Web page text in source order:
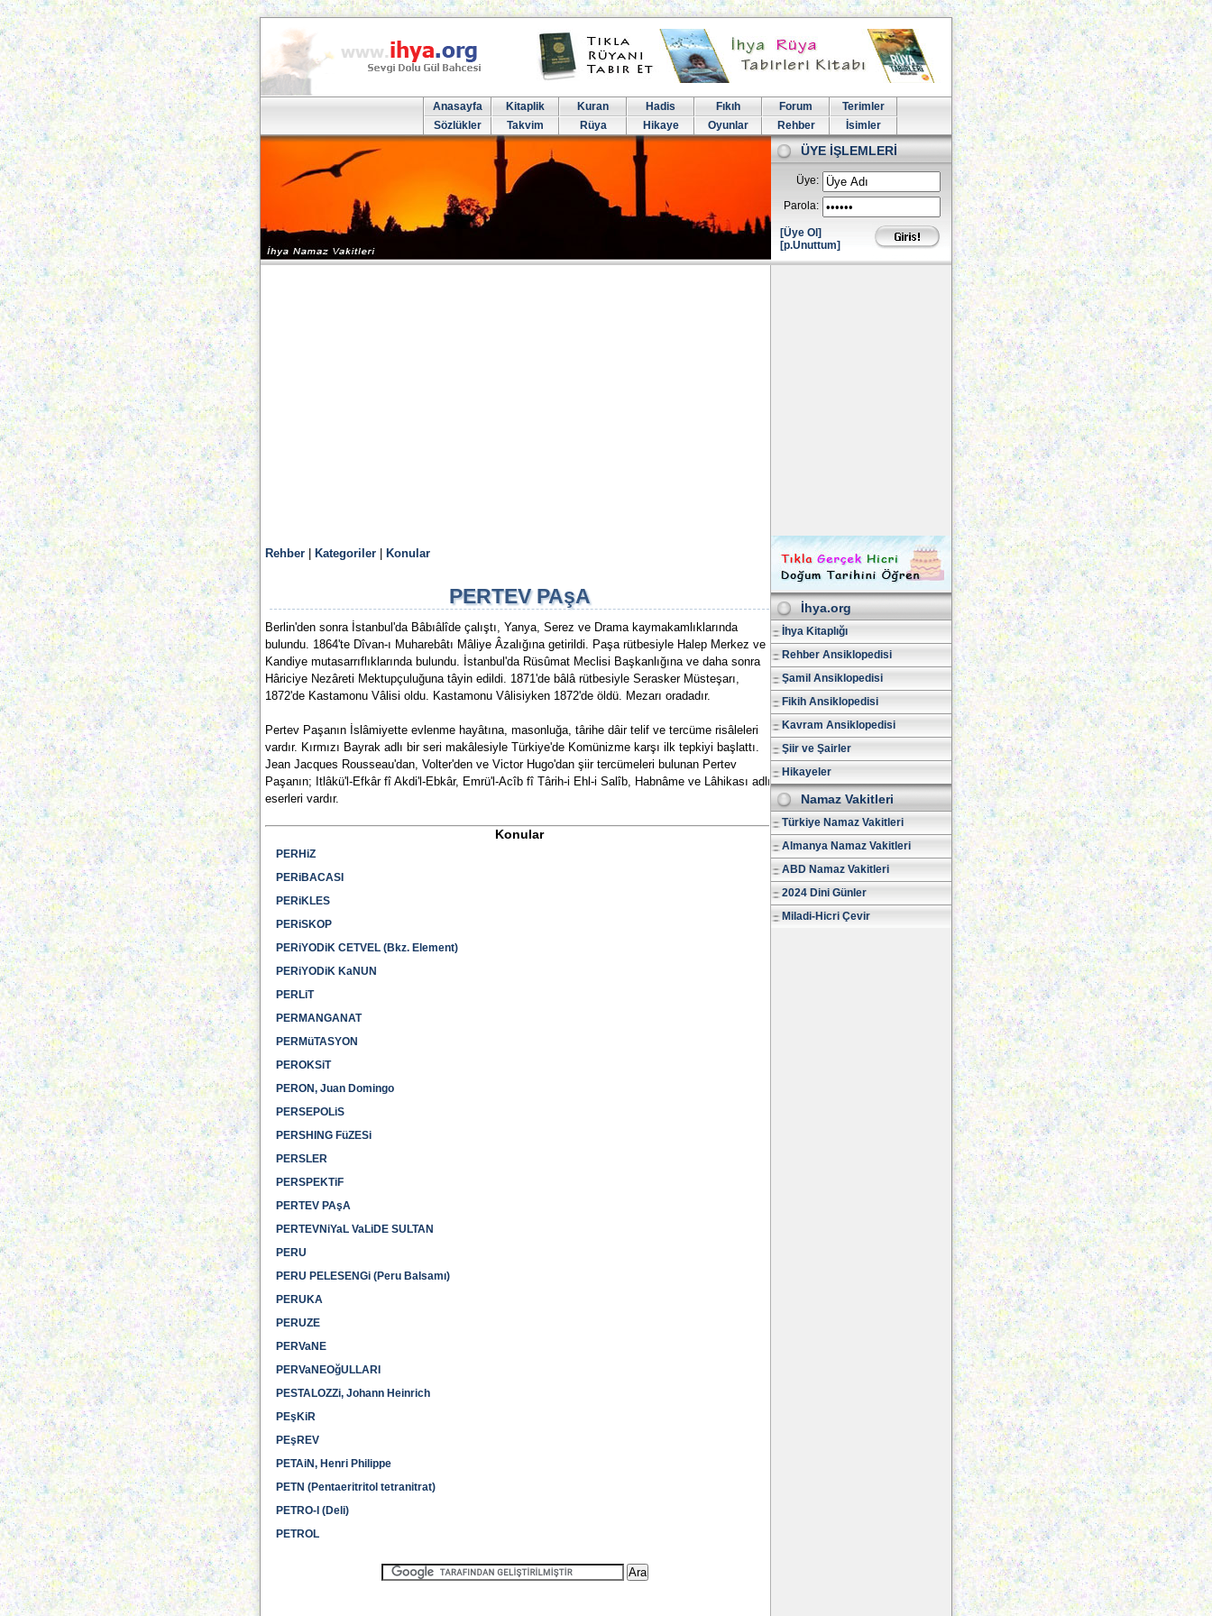
Anasayfa Kitaplik Kuran Hadis Fıkıh Forum
Terimler
Sözlükler
Takvim Rüya Hikaye Oyunlar Rehber İsimler
ÜYE İŞLEMLERİ
Üye:
Parola:
[Üye Ol]
[p.Unuttum]
Rehber Kategoriler Konular
PERTEV PAşA
Berlin'den sonra İstanbul'da Bâbıâlîde çalıştı, Yanya, Serez ve Drama kaymakamlıklarında
bulundu. 1864'te Dîvan-ı Muharebâtı Mâliye Âzalığına getirildi. Paşa rütbesiyle Halep Merkez ve
Kandiye mutasarrıflıklarında bulundu. İstanbul'da Rüsûmat Meclisi Başkanlığına ve daha sonra
Hâriciye Nezâreti Mektupçuluğuna tâyin edildi. 1871'de bâlâ rütbesiyle Serasker Müsteşarı,
1872'de Kastamonu Vâlisi oldu. Kastamonu Vâlisiyken 1872'de öldü. Mezarı oradadır.
Pertev Paşanın İslâmiyette evlenme hayâtına, masonluğa, târihe dâir telif ve tercüme risâleleri
vardır. Kırmızı Bayrak adlı bir seri makâlesiyle Türkiye'de Komünizme karşı ilk tepkiyi başlattı.
Jean Jacques Rousseau'dan, Volter'den ve Victor Hugo'dan şiir tercümeleri bulunan Pertev
Paşanın; Itlâkü'l-Efkâr fî Akdi'l-Ebkâr, Emrü'l-Acîb fî Târih-i Ehl-i Salîb, Habnâme ve Lâhikası adlı
eserleri vardır.
Konular
PERHiZ
PERiBACASI
PERiKLES
PERiSKOP
PERiYODiK CETVEL (Bkz. Element)
PERiYODiK KaNUN
PERLiT
PERMANGANAT
PERMüTASYON
PEROKSiT
PERON, Juan Domingo
PERSEPOLiS
PERSHING FüZESi
PERSLER
PERSPEKTiF
PERTEV PAşA
PERTEVNiYaL VaLiDE SULTAN
PERU
PERU PELESENGi (Peru Balsamı)
PERUKA
PERUZE
PERVaNE
PERVaNEOğULLARI
PESTALOZZi, Johann Heinrich
PEşKiR
PEşREV
PETAiN, Henri Philippe
PETN (Pentaeritritol tetranitrat)
PETRO-I (Deli)
PETROL
İhya.org
İhya Kitaplığı
Rehber Ansiklopedisi
Şamil Ansiklopedisi
Fikih Ansiklopedisi
Kavram Ansiklopedisi
Şiir ve Şairler
Hikayeler
Namaz Vakitleri
Türkiye Namaz Vakitleri
Almanya Namaz Vakitleri
ABD Namaz Vakitleri
2024 Dini Günler
Miladi-Hicri Çevir